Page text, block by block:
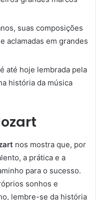
suas composições
aclamadas em grandes
até hoje lembrada pela
história da música
nos mostra que, por
a prática e a
para o sucesso.
sonhos e
lembre-se da história